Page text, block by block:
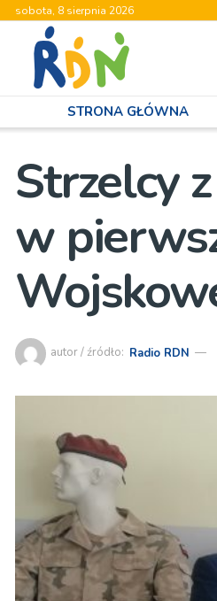
sobota, 8 sierpnia 2026
STRONA GŁÓWNA
Strzelcy
w
autor / źródło: Radio RDN